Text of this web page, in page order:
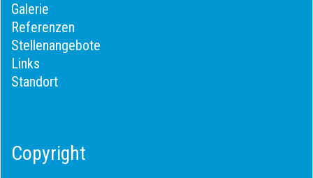
Galerie
Referenzen
Stellenangebote
Links
Standort
Copyright